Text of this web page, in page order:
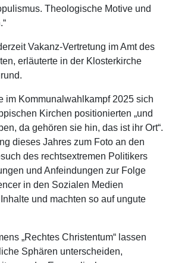
Theologische Motive und
Vakanz-Vertretung im Amt des
erläuterte in der Klosterkirche
im Kommunalwahlkampf 2025 sich
Kirchen positionierten „und
da gehören sie hin, das ist ihr Ort“.
dieses Jahres zum Foto an den
des rechtsextremen Politikers
und Anfeindungen zur Folge
in den Sozialen Medien
und machten so auf ungute
„Rechtes Christentum“ lassen
Sphären unterscheiden,